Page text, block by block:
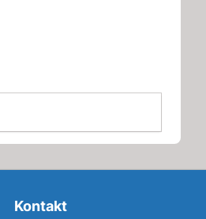
Kontakt